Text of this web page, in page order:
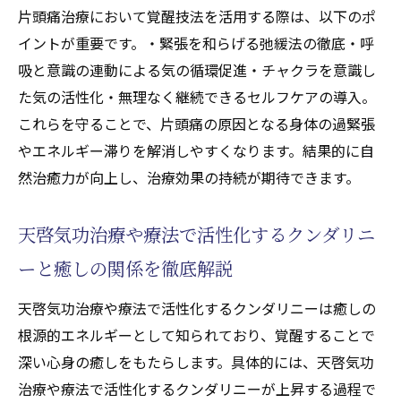
片頭痛治療において覚醒技法を活用する際は、以下のポ
イントが重要です。・緊張を和らげる弛緩法の徹底・呼
吸と意識の連動による気の循環促進・チャクラを意識し
た気の活性化・無理なく継続できるセルフケアの導入。
これらを守ることで、片頭痛の原因となる身体の過緊張
やエネルギー滞りを解消しやすくなります。結果的に自
然治癒力が向上し、治療効果の持続が期待できます。
天啓気功治療や療法で活性化するクンダリニ
ーと癒しの関係を徹底解説
天啓気功治療や療法で活性化するクンダリニーは癒しの
根源的エネルギーとして知られており、覚醒することで
深い心身の癒しをもたらします。具体的には、天啓気功
治療や療法で活性化するクンダリニーが上昇する過程で